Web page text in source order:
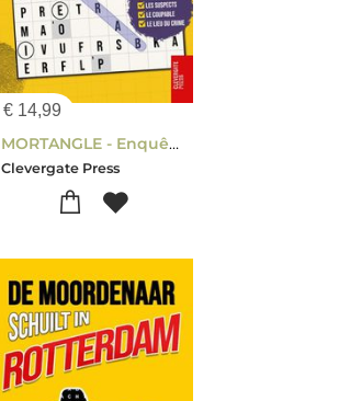
€ 14,99
MORTANGLE - Enquêtes à Paris
Clevergate Press